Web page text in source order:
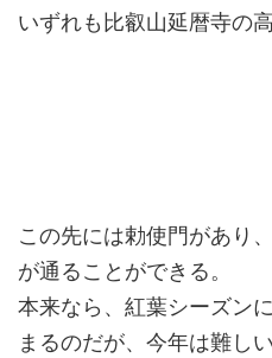
いずれも比叡山延暦寺の
この先には勅使門があり
が通ることができる。
本来なら、紅葉シーズン
まるのだが、今年は難しい